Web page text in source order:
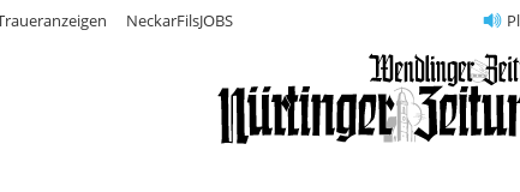
NeckarFilsJOBS